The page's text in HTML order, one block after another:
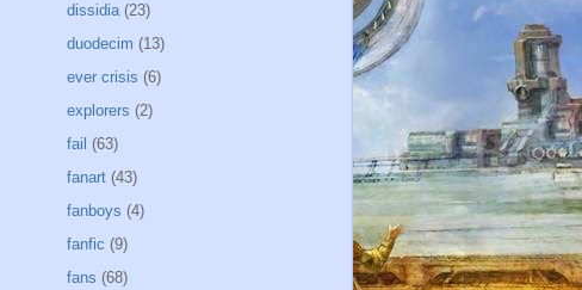
dissidia (23)
duodecim (13)
ever crisis (6)
explorers (2)
fail (63)
fanart (43)
fanboys (4)
fanfic (9)
fans (68)